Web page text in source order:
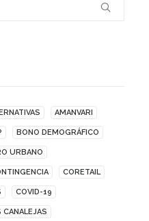
AMANVARI
BONO DEMOGRÁFICO
URBANO
CORETAIL
COVID-19
CANALEJAS